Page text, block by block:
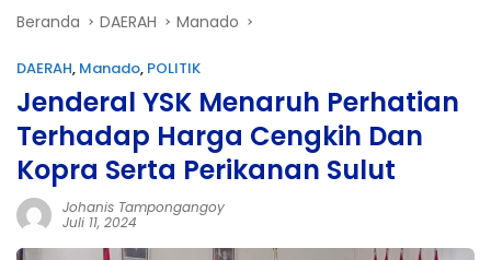
Beranda DAERAH Manado
DAERAH, Manado, POLITIK
Jenderal YSK Menaruh Perhatian
Terhadap Harga Cengkih Dan
Kopra Serta Perikanan Sulut
Johanis Tampongangoy
Juli 11, 2024